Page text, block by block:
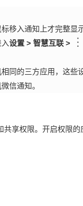
移入通知上才完整显
设置> 智慧互联>
同的三方应用，这
信通知。
享权限。开启权限的